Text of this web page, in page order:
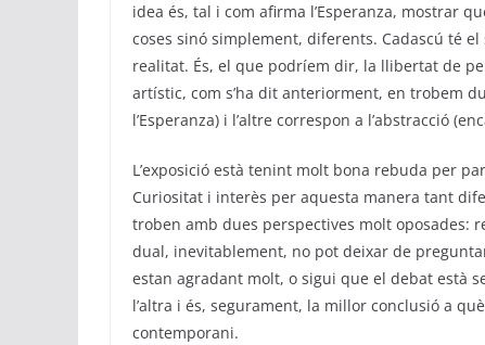
idea és, tal i com afirma l’Esperanza, mostrar
coses sinó simplement, diferents. Cadascú té
realitat. És, el que podríem dir, la llibertat de
artístic, com s’ha dit anteriorment, en trobem
l’Esperanza) i l’altre correspon a l’abstracció
L’exposició està tenint molt bona rebuda per
Curiositat i interès per aquesta manera tant
troben amb dues perspectives molt oposades:
dual, inevitablement, no pot deixar de
estan agradant molt, o sigui que el debat està
l’altra i és, segurament, la millor conclusió a
contemporani.